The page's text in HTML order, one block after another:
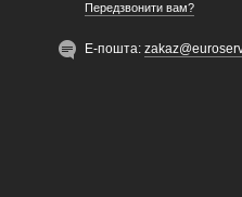
Передзвонити вам?
Е-пошта: